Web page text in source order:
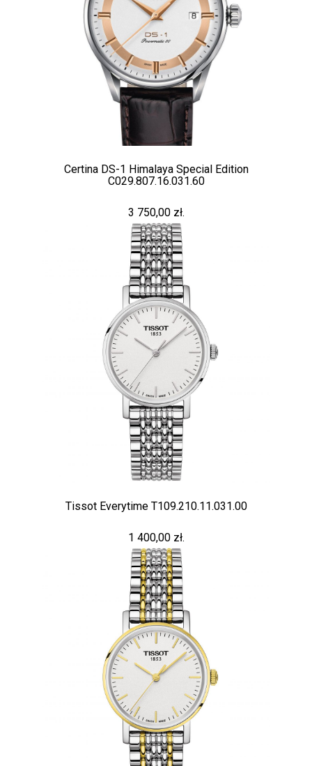
Certina DS-1 Himalaya Special Edition
C029.807.16.031.60
3 750,00 zł.
Tissot Everytime T109.210.11.031.00
1 400,00 zł.